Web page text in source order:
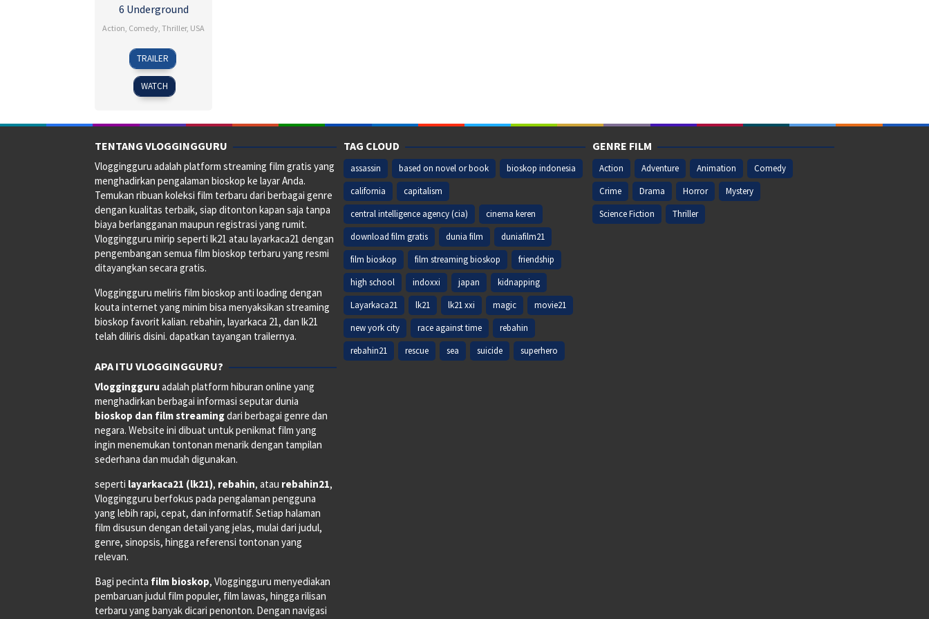
6 Underground
Action, Comedy, Thriller, USA
10
Dec
2019
Jason
Inman
TRAILER
WATCH
TENTANG VLOGGINGGURU
Vloggingguru adalah platform streaming film gratis yang
menghadirkan pengalaman bioskop ke layar Anda.
Temukan ribuan koleksi film terbaru dari berbagai genre
dengan kualitas terbaik, siap ditonton kapan saja tanpa
biaya berlangganan maupun registrasi yang rumit.
Vloggingguru mirip seperti lk21 atau layarkaca21 dengan
pengembangan semua film bioskop terbaru yang resmi
ditayangkan secara gratis.
Vloggingguru meliris film bioskop anti loading dengan
kouta internet yang minim bisa menyaksikan streaming
bioskop favorit kalian. rebahin, layarkaca 21, dan lk21
telah diliris disini. dapatkan tayangan trailernya.
APA ITU VLOGGINGGURU?
Vloggingguru adalah platform hiburan online yang
menghadirkan berbagai informasi seputar dunia
bioskop dan film streamingdari berbagai genre dan
negara. Website ini dibuat untuk penikmat film yang
ingin menemukan tontonan menarik dengan tampilan
sederhana dan mudah digunakan.
seperti layarkaca21 (lk21), rebahin, atau rebahin21,
Vloggingguru berfokus pada pengalaman pengguna
yang lebih rapi, cepat, dan informatif. Setiap halaman
film disusun dengan detail yang jelas, mulai dari judul,
genre, sinopsis, hingga referensi tontonan yang
relevan.
Bagi pecinta film bioskop, Vloggingguru menyediakan
pembaruan judul film populer, film lawas, hingga rilisan
terbaru yang banyak dicari penonton. Dengan navigasi
TAG CLOUD
assassin based on novel or book
bioskop indonesia
california
capitalism
central intelligence agency (cia)
cinema keren
download film gratis
dunia film
duniafilm21
film bioskop
film streaming bioskop
friendship
high school
indoxxi japan
kidnapping
Layarkaca21
lk21 lk21 xxi magic
movie21
new york city
race against time
rebahin
rebahin21
rescue sea suicide superhero
GENRE FILM
Action Adventure Animation
Comedy
Crime
Drama Horror
Mystery
Science Fiction
Thriller